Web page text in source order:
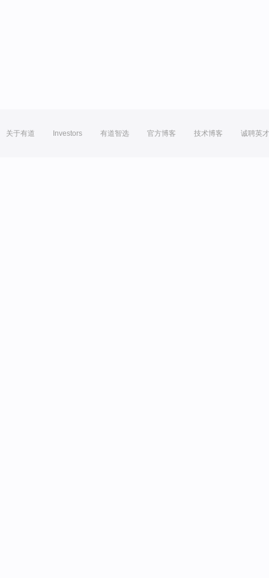
关于有道 Investors 有道智选 官方博客 技术博客 诚聘英才